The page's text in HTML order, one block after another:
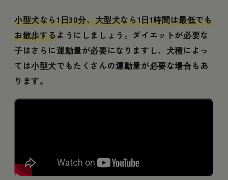
小型犬なら1日30分、大型犬なら1日1時間は最低でも
お散歩するようにしましょう。ダイエットが必要な
子はさらに運動量が必要になりますし、犬種によっ
ては小型犬でもたくさんの運動量が必要な場合もあ
ります。